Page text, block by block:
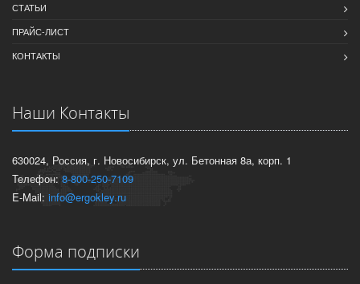
СТАТЬИ
ПРАЙС-ЛИСТ
КОНТАКТЫ
Наши Контакты
630024, Россия, г. Новосибирск, ул. Бетонная 8а, корп. 1
Телефон: 8-800-250-7109
E-Mail: info@ergokley.ru
Форма подписки